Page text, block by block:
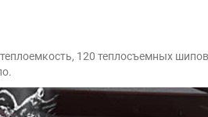
120 теплосъемных шипов